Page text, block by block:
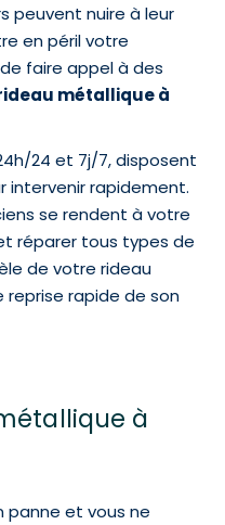
peuvent nuire à leur
en péril votre
faire appel à des
métallique à
24 et 7j/7, disposent
intervenir rapidement.
se rendent à votre
réparer tous types de
de votre rideau
reprise rapide de son
à
et vous ne